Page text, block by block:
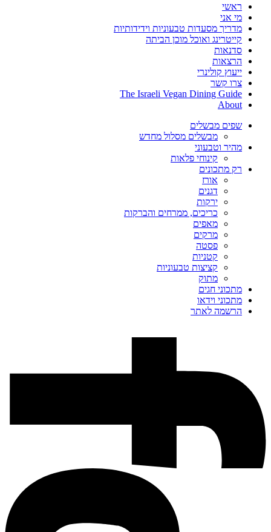
ראשי
מי אני
מדריך מסעדות טבעוניות וידידותיות
קייטרינג ואוכל מוכן הביתה
סדנאות
הרצאות
ייעוץ קולינרי
צרו קשר
The Israeli Vegan Dining Guide
About
שפים מבשלים
מבשלים מסלול מחדש
מהיר וטבעוני
קינוחי פלאות
רק מתכונים
אורז
דגנים
ירקות
כריכים, ממרחים והברקות
מאפים
מרקים
פסטה
קטניות
קציצות טבעוניות
מתוק
מתכוני חגים
מתכוני וידאו
הרשמה לאתר